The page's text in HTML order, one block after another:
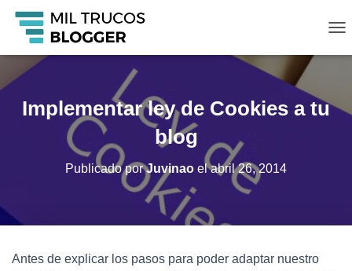
A
Implementar ley de Cookies a tu
blog
Publicado porJuvinao elabril 26, 2014
Antes de explicar los pasos para poder adaptar nuestro